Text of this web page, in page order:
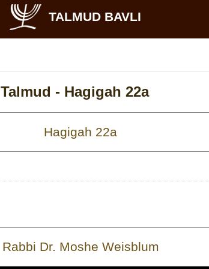
TALMUD BAVLI
Talmud - Hagigah 22a